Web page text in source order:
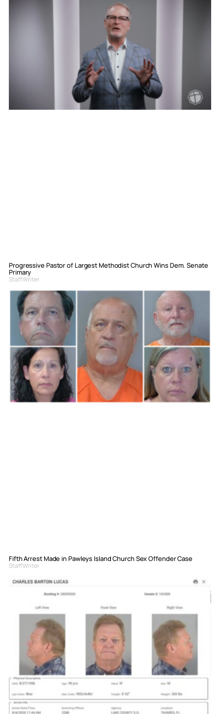
Progressive Pastor of Largest Methodist Church Wins Dem. Senate
Primary
Staff Writer
Fifth Arrest Made in Pawleys Island Church Sex Offender Case
Staff Writer